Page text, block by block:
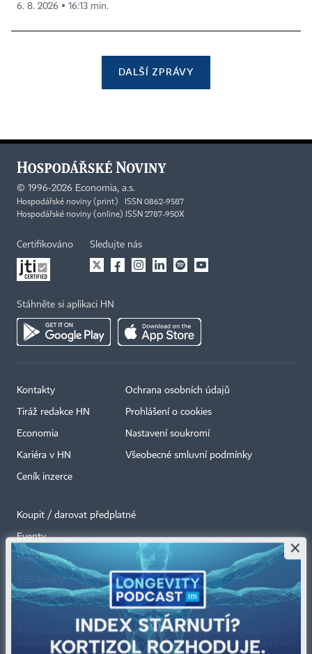
6. 8. 2026 ▪ 16:13 min.
DALŠÍ ZPRÁVY
© 1996-2026 Economia, a.s.
Hospodářské noviny (print) ISSN 0862-9587
Hospodářské noviny (online) ISSN 2787-950X
Certifikováno Sledujte nás
Stáhněte si aplikaci HN
Kontakty
Tiráž redakce HN
Economia
Kariéra v HN
Ceník inzerce
Ochrana osobních údajů
Prohlášení o cookies
Nastavení soukromí
Všeobecné smluvní podmínky
Koupit / darovat předplatné
Eventy
Newslettery
RSS kanály
Autorská práva vykonává vydavatel. Bez písemného svolení vydavatele je
zakázáno jakékoli užití částí nebo celku díla, zejména rozmnožování a šíření
×